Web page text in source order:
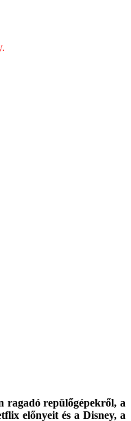
ragadó repülőgépekről, a
előnyeit és a Disney, a